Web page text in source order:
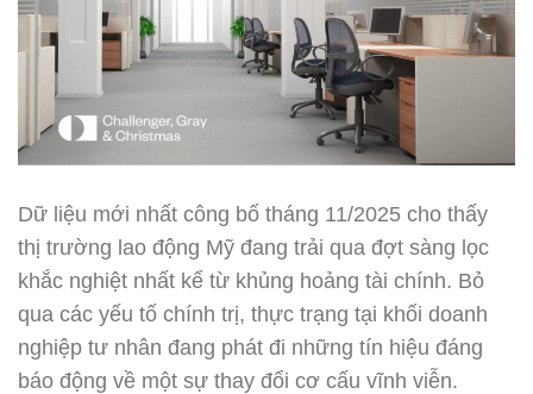
Dữ liệu mới nhất công bố tháng 11/2025 cho thấy
thị trường lao động Mỹ đang trải qua đợt sàng lọc
khắc nghiệt nhất kể từ khủng hoảng tài chính. Bỏ
qua các yếu tố chính trị, thực trạng tại khối doanh
nghiệp tư nhân đang phát đi những tín hiệu đáng
báo động về một sự thay đổi cơ cấu vĩnh viễn.